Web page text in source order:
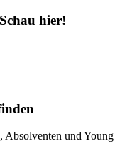
hier!
Absolventen und Young